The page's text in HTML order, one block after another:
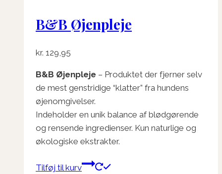
B&B Øjenpleje
kr. 129,95
B&B Øjenpleje – Produktet der fjerner selv
de mest genstridige “klatter” fra hundens
øjenomgivelser.
Indeholder en unik balance af blødgørende
og rensende ingredienser. Kun naturlige og
økologiske ekstrakter.
Tilføj til kurv